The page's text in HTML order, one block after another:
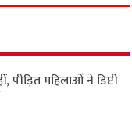
पीड़ित महिलाओं ने डिप्टी